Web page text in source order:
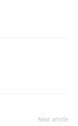
Next article